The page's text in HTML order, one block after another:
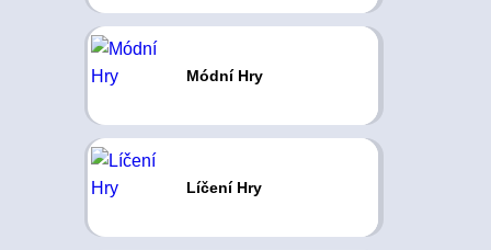
Módní Hry
Líčení Hry